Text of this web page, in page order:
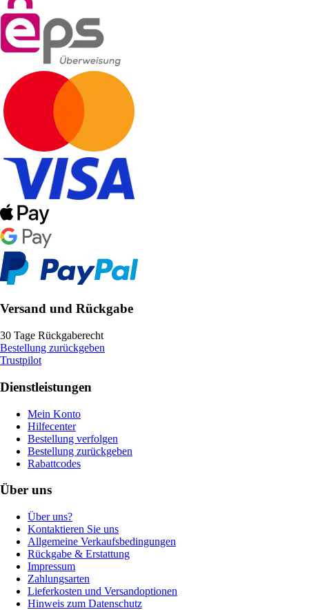
Versand und Rückgabe
30 Tage Rückgaberecht
Bestellung zurückgeben
Trustpilot
Dienstleistungen
Mein Konto
Hilfecenter
Bestellung verfolgen
Bestellung zurückgeben
Rabattcodes
Über uns
Über uns?
Kontaktieren Sie uns
Allgemeine Verkaufsbedingungen
Rückgabe & Erstattung
Impressum
Zahlungsarten
Lieferkosten und Versandoptionen
Hinweis zum Datenschutz